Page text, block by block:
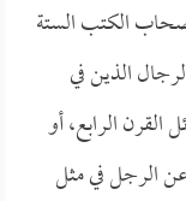
الكتب الستة
(303هـ)، فالرجال الذين في
الرابع، أو
الرجل في مثل